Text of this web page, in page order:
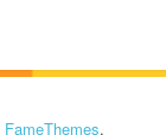
FameThemes.